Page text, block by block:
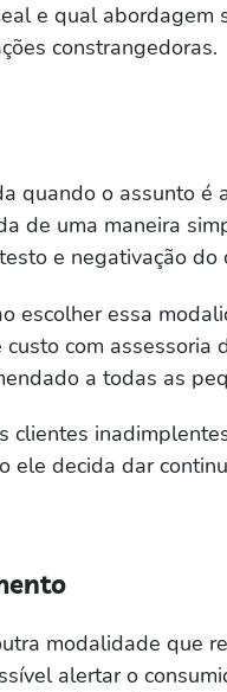
e qual abordagem
constrangedoras.
quando o assunto é
de uma maneira
e negativação do
escolher essa
com assessoria
a todas as
clientes
ele decida dar
modalidade que
alertar o